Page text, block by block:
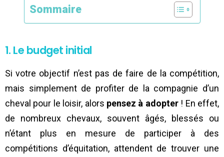
Sommaire
1. Le budget initial
Si votre objectif n’est pas de faire de la compétition,
mais simplement de profiter de la compagnie d’un
cheval pour le loisir, alors pensez à adopter! En effet,
de nombreux chevaux, souvent âgés, blessés ou
n’étant plus en mesure de participer à des
compétitions d’équitation, attendent de trouver une